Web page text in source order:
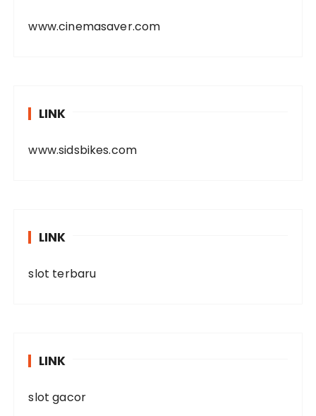
www.cinemasaver.com
LINK
www.sidsbikes.com
LINK
slot terbaru
LINK
slot gacor